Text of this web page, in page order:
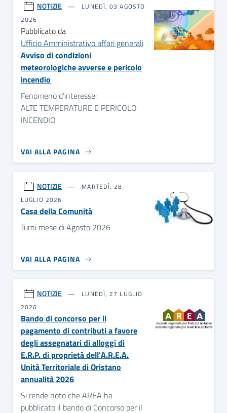
NOTIZIE
LUNEDÌ, 03 AGOSTO
2026
Pubblicato da
Ufficio Amministrativo affari generali
Avviso di condizioni
meteorologiche avverse e pericolo
incendio
Fenomeno d’interesse:
ALTE TEMPERATURE E PERICOLO
INCENDIO
VAI ALLA PAGINA
NOTIZIE
MARTEDÌ, 28
LUGLIO 2026
Casa della Comunità
Turni mese di Agosto 2026
VAI ALLA PAGINA
NOTIZIE
LUNEDÌ, 27 LUGLIO
2026
Bando di concorso per il
pagamento di contributi a favore
degli assegnatari di alloggi di
E.R.P. di proprietà dell'A.R.E.A.
Unità Territoriale di Oristano
annualità 2026
Si rende noto che AREA ha
pubblicato il bando di Concorso per il